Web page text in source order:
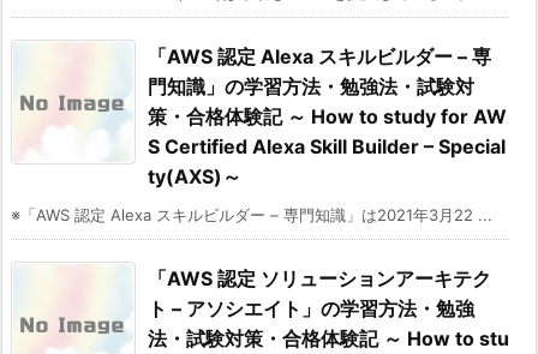
「AWS 認定 Alexa スキルビルダー – 専
門知識」の学習方法・勉強法・試験対
策・合格体験記 ～ How to study for AW
S Certified Alexa Skill Builder – Special
ty(AXS)～
※「AWS 認定 Alexa スキルビルダー – 専門知識」は2021年3月22 ...
「AWS 認定 ソリューションアーキテク
ト – アソシエイト」の学習方法・勉強
法・試験対策・合格体験記 ～ How to stu